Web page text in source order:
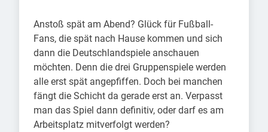
Anstoß spät am Abend? Glück für Fußball-
Fans, die spät nach Hause kommen und sich
dann die Deutschlandspiele anschauen
möchten. Denn die drei Gruppenspiele werden
alle erst spät angepfiffen. Doch bei manchen
fängt die Schicht da gerade erst an. Verpasst
man das Spiel dann definitiv, oder darf es am
Arbeitsplatz mitverfolgt werden?